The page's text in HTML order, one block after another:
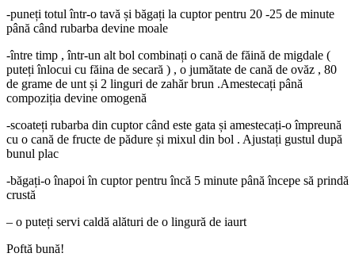
-puneți totul într-o tavă și băgați la cuptor pentru 20 -25 de minute
până când rubarba devine moale
-între timp , într-un alt bol combinați o cană de făină de migdale (
puteți înlocui cu făina de secară ) , o jumătate de cană de ovăz , 80
de grame de unt și 2 linguri de zahăr brun .Amestecați până
compoziția devine omogenă
-scoateți rubarba din cuptor când este gata și amestecați-o împreună
cu o cană de fructe de pădure și mixul din bol . Ajustați gustul după
bunul plac
-băgați-o înapoi în cuptor pentru încă 5 minute până începe să prindă
crustă
– o puteți servi caldă alături de o lingură de iaurt
Poftă bună!